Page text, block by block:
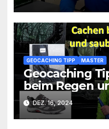
GEOCACHING TIPP MASTER
Geocaching
beim Regen
bleiben
DEZ. 16, 2024